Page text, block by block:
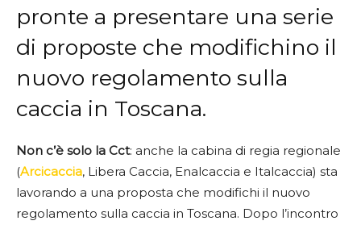
pronte a presentare una serie
di proposte che modifichino il
nuovo regolamento sulla
caccia in Toscana.
Non c’è solo la Cct: anche la cabina di regia regionale
(Arcicaccia, Libera Caccia, Enalcaccia e Italcaccia) sta
lavorando a una proposta che modifichi il nuovo
regolamento sulla caccia in Toscana. Dopo l’incontro